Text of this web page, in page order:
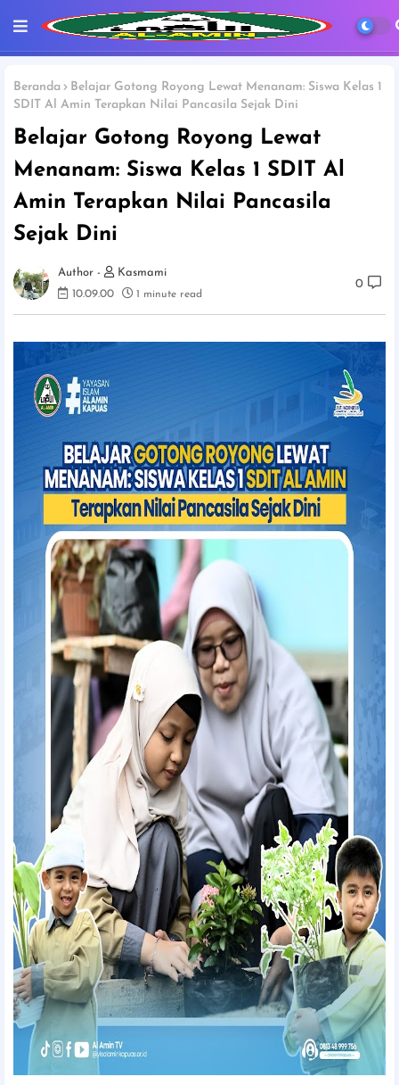
Beranda
Belajar Gotong Royong Lewat Menanam: Siswa Kelas 1
SDIT Al Amin Terapkan Nilai Pancasila Sejak Dini
Belajar Gotong Royong Lewat
Menanam: Siswa Kelas 1 SDIT Al
Amin Terapkan Nilai Pancasila
Sejak Dini
Kasmami
10.09.00
1 minute read
0